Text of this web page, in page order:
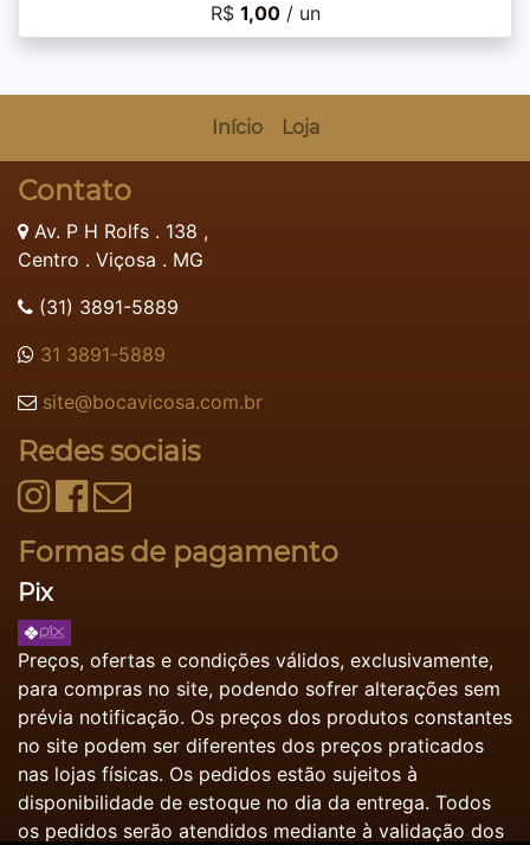
R$ 1,00 / un
Início Loja
Contato
Av. P H Rolfs . 138 ,
Centro . Viçosa . MG
(31) 3891-5889
31 3891-5889
site@bocavicosa.com.br
Redes sociais
Formas de pagamento
Pix
Preços, ofertas e condições válidos, exclusivamente,
para compras no site, podendo sofrer alterações sem
prévia notificação. Os preços dos produtos constantes
no site podem ser diferentes dos preços praticados
nas lojas físicas. Os pedidos estão sujeitos à
disponibilidade de estoque no dia da entrega. Todos
os pedidos serão atendidos mediante à validação dos